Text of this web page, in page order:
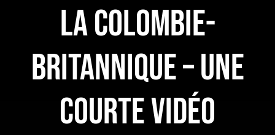
la Colombie-
Britannique – Une
courte vidéo